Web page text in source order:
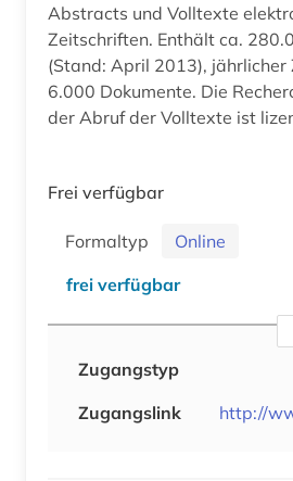
Abstracts und Volltexte
Zeitschriften. Enthält ca.
(Stand: April 2013), jährlicher
6.000 Dokumente. Die
der Abruf der Volltexte ist
Frei verfügbar
Formaltyp
Online
frei verfügbar
Zugangstyp
Zugangslink
http://